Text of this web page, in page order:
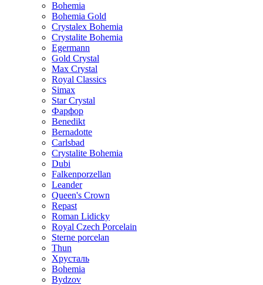
Bohemia
Bohemia Gold
Crystalex Bohemia
Crystalite Bohemia
Egermann
Gold Crystal
Max Crystal
Royal Classics
Simax
Star Crystal
Фарфор
Benedikt
Bernadotte
Carlsbad
Crystalite Bohemia
Dubi
Falkenporzellan
Leander
Queen's Crown
Repast
Roman Lidicky
Royal Czech Porcelain
Sterne porcelan
Thun
Хрусталь
Bohemia
Bydzov